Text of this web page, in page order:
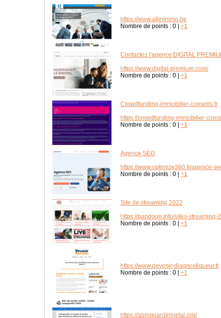
https://www.allinimmo.be
Nombre de points : 0 +1
Contactez l'agence DIGITAL
https://www.digital-premium.com/
Nombre de points : 0 +1
Crowdfunding-immobilier-conseils.fr
https://crowdfunding-immobilier-
Nombre de points : 0 +1
Agence SEO
https://www.optimize360.fr/agence-
Nombre de points : 0 +1
Site de streaming 2022
https://pandoon.info/sites-streaming-
Nombre de points : 0 +1
https://www.devenir-diagnostiqueur.fr
Nombre de points : 0 +1
https://abridejardinmetal.org/